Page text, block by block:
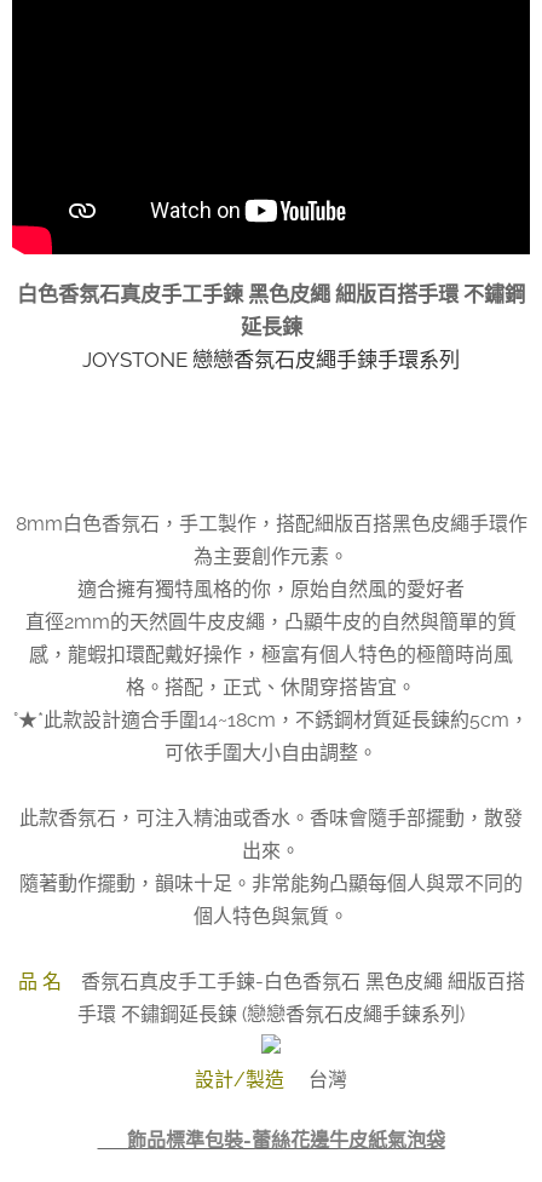
白色香氛石真皮手工手鍊 黑色皮繩 細版百搭手環 不鏽鋼
延長鍊
JOYSTONE 戀戀香氛石皮繩手鍊手環系列
8mm白色香氛石，手工製作，搭配細版百搭黑色皮繩手環作
為主要創作元素。
適合擁有獨特風格的你，原始自然風的愛好者
直徑2mm的天然圓牛皮皮繩，凸顯牛皮的自然與簡單的質
感，龍蝦扣環配戴好操作，極富有個人特色的極簡時尚風
格。搭配，正式、休閒穿搭皆宜。
°★*此款設計適合手圍14~18cm，不銹鋼材質延長鍊約5cm，
可依手圍大小自由調整。
此款香氛石，可注入精油或香水。香味會隨手部擺動，散發
出來。
隨著動作擺動，韻味十足。非常能夠凸顯每個人與眾不同的
個人特色與氣質。
品 名
香氛石真皮手工手鍊-白色香氛石 黑色皮繩 細版百搭
手環 不鏽鋼延長鍊 (戀戀香氛石皮繩手鍊系列)
設計/製造 台灣
👉 飾品標準包裝-蕾絲花邊牛皮紙氣泡袋